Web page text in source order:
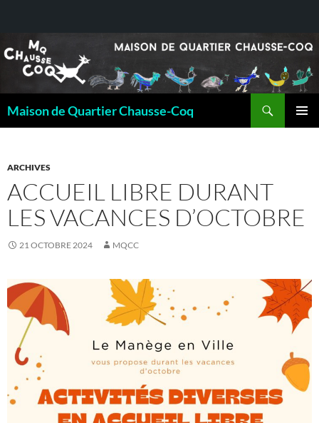
Maison de Quartier Chausse-Coq
ARCHIVES
ACCUEIL LIBRE DURANT
LES VACANCES D’OCTOBRE
21 OCTOBRE 2024 MQCC